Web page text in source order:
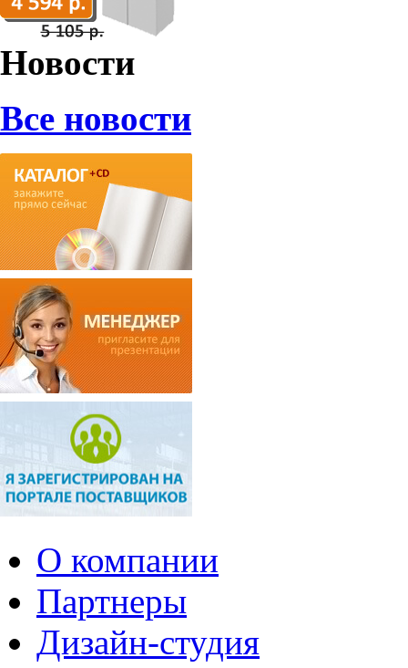
Новости
Все новости
О компании
Партнеры
Дизайн-студия